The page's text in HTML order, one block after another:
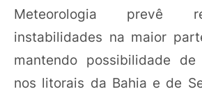
Meteorologia prevê
instabilidades na maior
mantendo possibilidade
nos litorais da Bahia e de